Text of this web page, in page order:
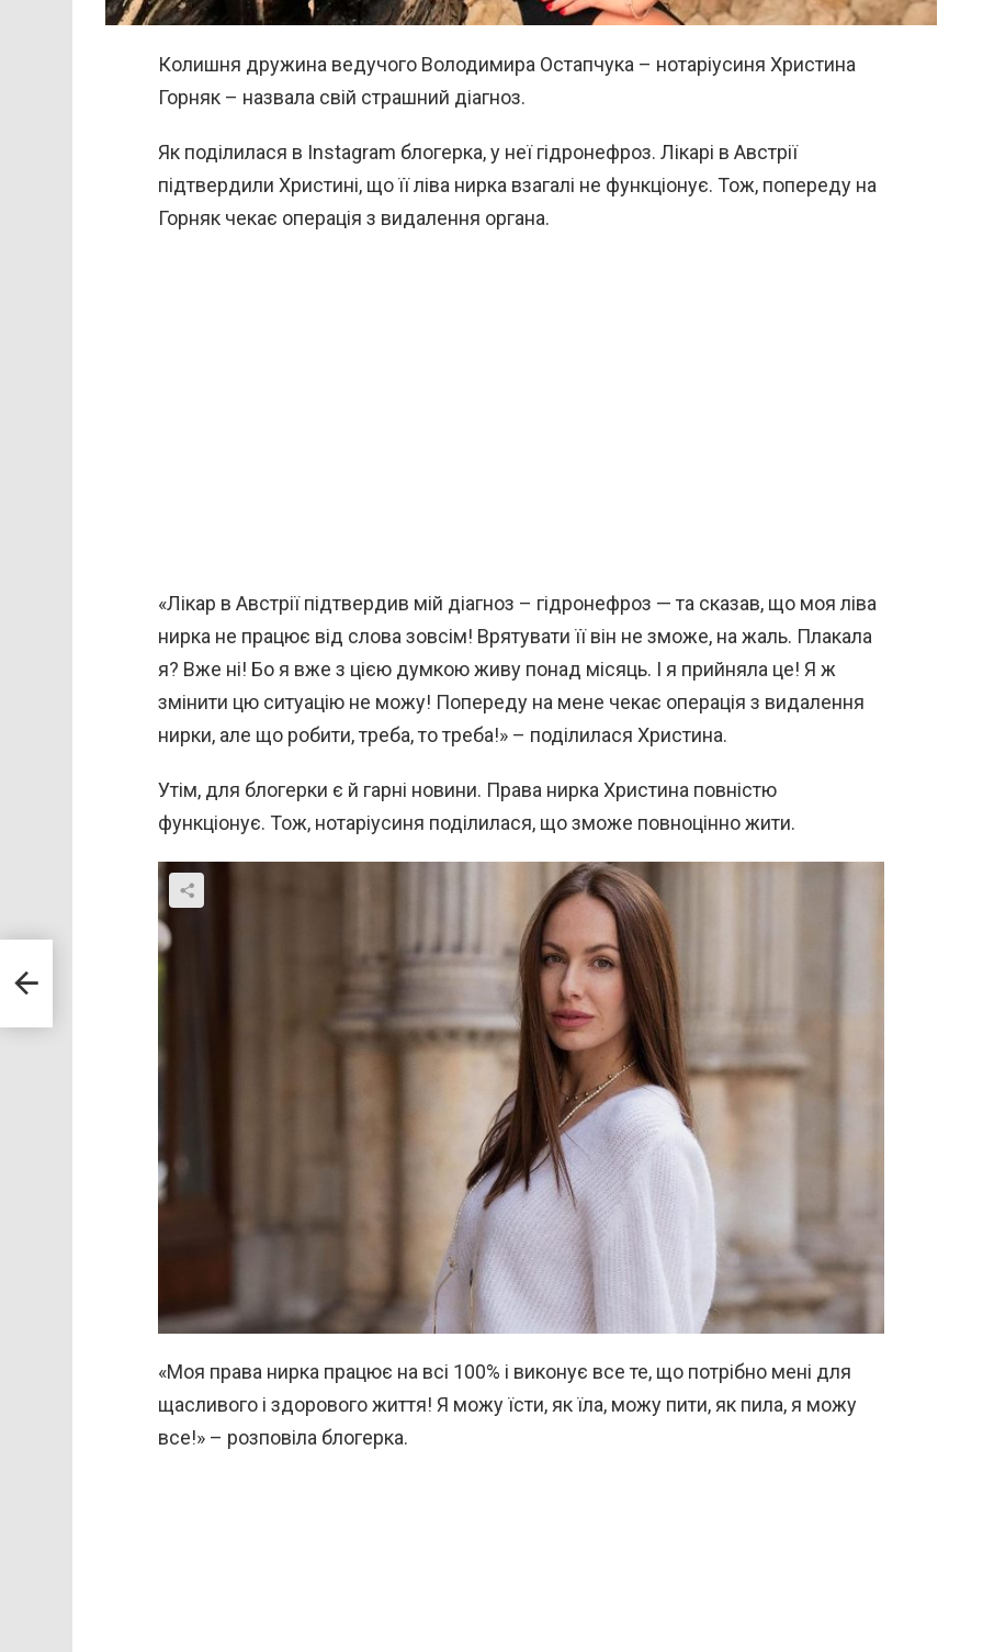
Колишня дружина ведучого Володимира Остапчука – нотаріусиня Христина
Горняк – назвала свій страшний діагноз.
Як поділилася в Instagram блогерка, у неї гідронефроз. Лікарі в Австрії
підтвердили Христині, що її ліва нирка взагалі не функціонує. Тож, попереду на
Горняк чекає операція з видалення органа.
«Лікар в Австрії підтвердив мій діагноз – гідронефроз — та сказав, що моя ліва
нирка не працює від слова зовсім! Врятувати її він не зможе, на жаль. Плакала
я? Вже ні! Бо я вже з цією думкою живу понад місяць. І я прийняла це! Я ж
змінити цю ситуацію не можу! Попереду на мене чекає операція з видалення
нирки, але що робити, треба, то треба!» – поділилася Христина.
Утім, для блогерки є й гарні новини. Права нирка Христина повністю
функціонує. Тож, нотаріусиня поділилася, що зможе повноцінно жити.
«Моя права нирка працює на всі 100% і виконує все те, що потрібно мені для
щасливого і здорового життя! Я можу їсти, як їла, можу пити, як пила, я можу
все!» – розповіла блогерка.